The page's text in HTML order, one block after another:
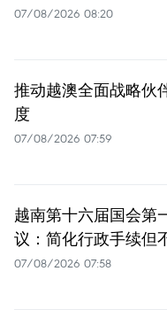
07/08/2026 08:20
推动越澳全面战略伙
度
07/08/2026 07:59
越南第十六届国会第
议：简化行政手续但
07/08/2026 07:58